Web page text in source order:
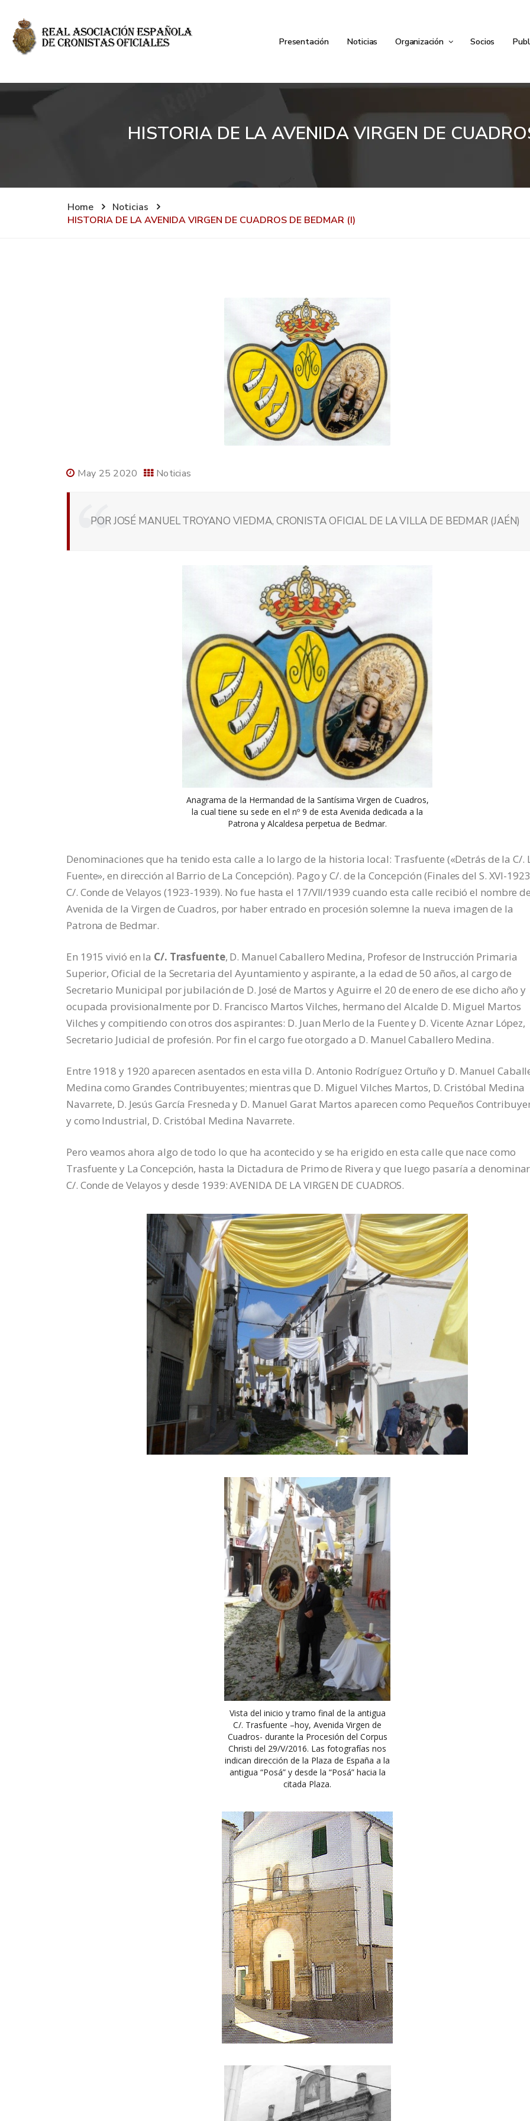
Presentación Noticias Organización Socios
HISTORIA DE LA AVENIDA VIRGEN DE
Home
Noticias
HISTORIA DE LA AVENIDA VIRGEN DE CUADROS DE BEDMAR (I)
May 25 2020 Noticias
POR JOSÉ MANUEL TROYANO VIEDMA, CRONISTA OFICIAL DE LA VILLA DE BEDMAR (JAÉN)
Anagrama de la Hermandad de la Santísima Virgen de Cuadros,
la cual tiene su sede en el nº 9 de esta Avenida dedicada a la
Patrona y Alcaldesa perpetua de Bedmar.
Denominaciones que ha tenido esta calle a lo largo de la historia local: Trasfuente («Detrás de la C/.
Fuente», en dirección al Barrio de La Concepción). Pago y C/. de la Concepción (Finales del S. XVI-
C/. Conde de Velayos (1923-1939). No fue hasta el 17/VII/1939 cuando esta calle recibió el nombre de
Avenida de la Virgen de Cuadros, por haber entrado en procesión solemne la nueva imagen de la
Patrona de Bedmar.
En 1915 vivió en la C/. Trasfuente, D. Manuel Caballero Medina, Profesor de Instrucción Primaria
Superior, Oficial de la Secretaria del Ayuntamiento y aspirante, a la edad de 50 años, al cargo de
Secretario Municipal por jubilación de D. José de Martos y Aguirre el 20 de enero de ese dicho año y
ocupada provisionalmente por D. Francisco Martos Vilches, hermano del Alcalde D. Miguel Martos
Vilches y compitiendo con otros dos aspirantes: D. Juan Merlo de la Fuente y D. Vicente Aznar López,
Secretario Judicial de profesión. Por fin el cargo fue otorgado a D. Manuel Caballero Medina.
Entre 1918 y 1920 aparecen asentados en esta villa D. Antonio Rodríguez Ortuño y D. Manuel
Medina como Grandes Contribuyentes; mientras que D. Miguel Vilches Martos, D. Cristóbal Medina
Navarrete, D. Jesús García Fresneda y D. Manuel Garat Martos aparecen como Pequeños
y como Industrial, D. Cristóbal Medina Navarrete.
Pero veamos ahora algo de todo lo que ha acontecido y se ha erigido en esta calle que nace como
Trasfuente y La Concepción, hasta la Dictadura de Primo de Rivera y que luego pasaría a
C/. Conde de Velayos y desde 1939: AVENIDA DE LA VIRGEN DE CUADROS.
Vista del inicio y tramo final de la antigua
C/. Trasfuente –hoy, Avenida Virgen de
Cuadros- durante la Procesión del Corpus
Christi del 29/V/2016. Las fotografías nos
indican dirección de la Plaza de España a la
antigua “Posá” y desde la “Posá” hacia la
citada Plaza.